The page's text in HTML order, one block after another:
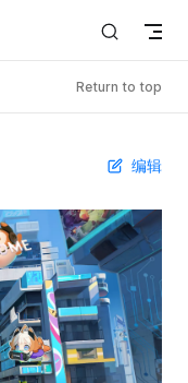
Return to top
编辑